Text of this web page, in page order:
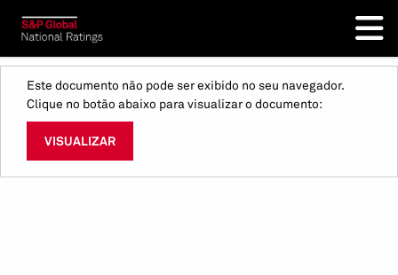
Este documento não pode ser exibido no seu navegador.
Clique no botão abaixo para visualizar o documento:
VISUALIZAR